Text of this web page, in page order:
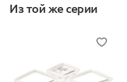
Из той же серии